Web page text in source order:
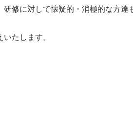
修に対して懐疑的・消極的な方達
たします。